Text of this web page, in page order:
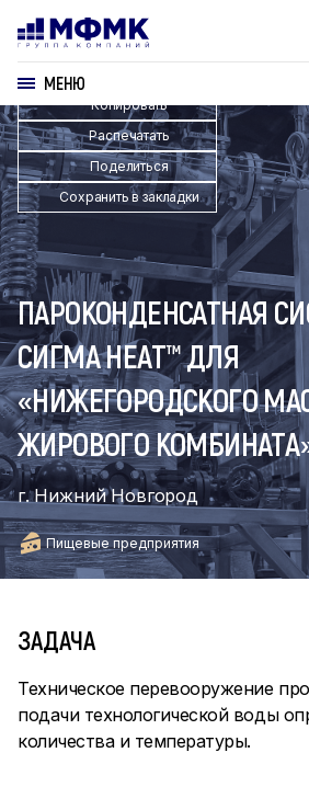
МЕНЮ
Копировать
Распечатать
Поделиться
Сохранить в закладки
ПАРОКОНДЕНСАТНАЯ
СИГМА HEAT™ ДЛЯ
«НИЖЕГОРОДСКОГО
ЖИРОВОГО
г. Нижний Новгород
Пищевые предприятия
ЗАДАЧА
Техническое перевооружение
подачи технологической воды
количества и температуры.